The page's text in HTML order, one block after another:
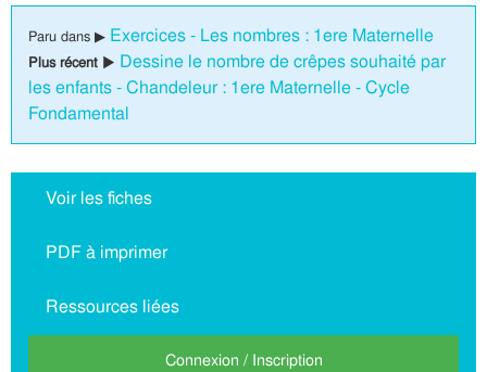
Paru dans ▶ Exercices - Les nombres : 1ere Maternelle
Plus récent ▶ Dessine le nombre de crêpes souhaité par
les enfants - Chandeleur : 1ere Maternelle - Cycle
Fondamental
Voir les fiches
PDF à imprimer
Ressources liées
Connexion / Inscription